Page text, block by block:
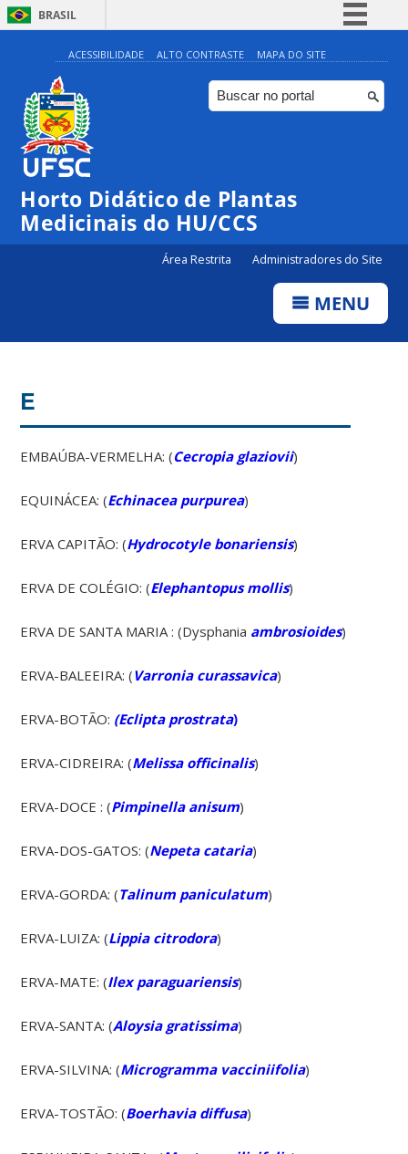
BRASIL
Simplifique!
Comunica BR
Participe
Canais
ACESSIBILIDADE ALTO CONTRASTE MAPA DO SITE
Horto Didático de Plantas
Medicinais do HU/CCS
Área Restrita Administradores do Site
MENU
E
EMBAÚBA-VERMELHA: (Cecropia glaziovii)
EQUINÁCEA: (Echinacea purpurea)
ERVA CAPITÃO: (Hydrocotyle bonariensis)
ERVA DE COLÉGIO: (Elephantopus mollis)
ERVA DE SANTA MARIA : (Dysphania ambrosioides)
ERVA-BALEEIRA: (Varronia curassavica)
ERVA-BOTÃO: (Eclipta prostrata)
ERVA-CIDREIRA: (Melissa officinalis)
ERVA-DOCE : (Pimpinella anisum)
ERVA-DOS-GATOS: (Nepeta cataria)
ERVA-GORDA: (Talinum paniculatum)
ERVA-LUIZA: (Lippia citrodora)
ERVA-MATE: (Ilex paraguariensis)
ERVA-SANTA: (Aloysia gratissima)
ERVA-SILVINA: (Microgramma vacciniifolia)
ERVA-TOSTÃO: (Boerhavia diffusa)